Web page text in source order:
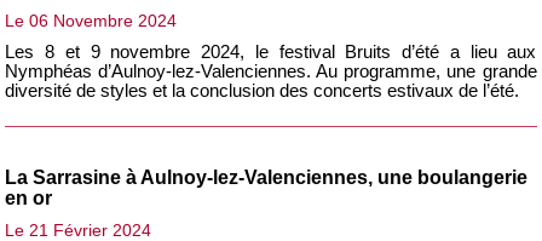
Le 06 Novembre 2024
Les 8 et 9 novembre 2024, le festival Bruits d’été a lieu aux
Nymphéas d’Aulnoy-lez-Valenciennes. Au programme, une grande
diversité de styles et la conclusion des concerts estivaux de l’été.
La Sarrasine à Aulnoy-lez-Valenciennes, une boulangerie
en or
Le 21 Février 2024